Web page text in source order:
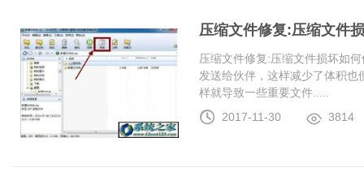
压缩文件修复:压缩文件
压缩文件修复:压缩文件损坏如
发送给伙伴，这样减少了体积
样就导致一些重要文件.....
2017-11-30
3814